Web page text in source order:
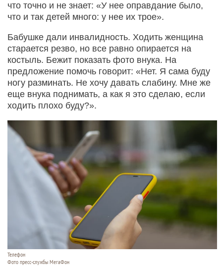
что точно и не знает: «У нее оправдание было,
что и так детей много: у нее их трое».
Бабушке дали инвалидность. Ходить женщина
старается резво, но все равно опирается на
костыль. Бежит показать фото внука. На
предложение помочь говорит: «Нет. Я сама буду
ногу разминать. Не хочу давать слабину. Мне же
еще внука поднимать, а как я это сделаю, если
ходить плохо буду?».
Телефон
Фото пресс-службы МегаФон